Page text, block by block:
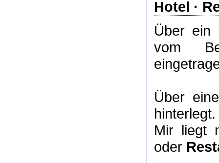
Hotel ·
Über ein
vom
Über
hinterlegt.
Mir liegt
oder